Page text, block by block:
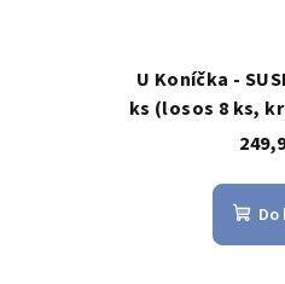
U Koníčka - SUSHI
ks (losos 8 ks,
ks,
Do